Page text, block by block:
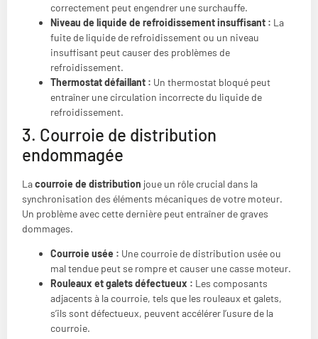
correctement peut engendrer une surchauffe.
Niveau de liquide de refroidissement insuffisant : La
fuite de liquide de refroidissement ou un niveau
insuffisant peut causer des problèmes de
refroidissement.
Thermostat défaillant : Un thermostat bloqué peut
entraîner une circulation incorrecte du liquide de
refroidissement.
3. Courroie de distribution
endommagée
Lacourroie de distribution joue un rôle crucial dans la
synchronisation des éléments mécaniques de votre moteur.
Un problème avec cette dernière peut entraîner de graves
dommages.
Courroie usée : Une courroie de distribution usée ou
mal tendue peut se rompre et causer une casse moteur.
Rouleaux et galets défectueux : Les composants
adjacents à la courroie, tels que les rouleaux et galets,
s’ils sont défectueux, peuvent accélérer l’usure de la
courroie.